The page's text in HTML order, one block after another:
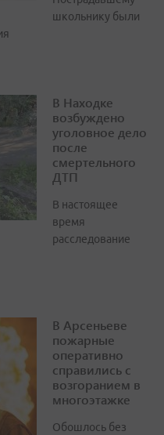
школьнику были
В Находке
возбуждено
уголовное дело
после
смертельного
ДТП
В настоящее
время
расследование
В Арсеньеве
пожарные
оперативно
справились с
возгоранием в
многоэтажке
Обошлось без